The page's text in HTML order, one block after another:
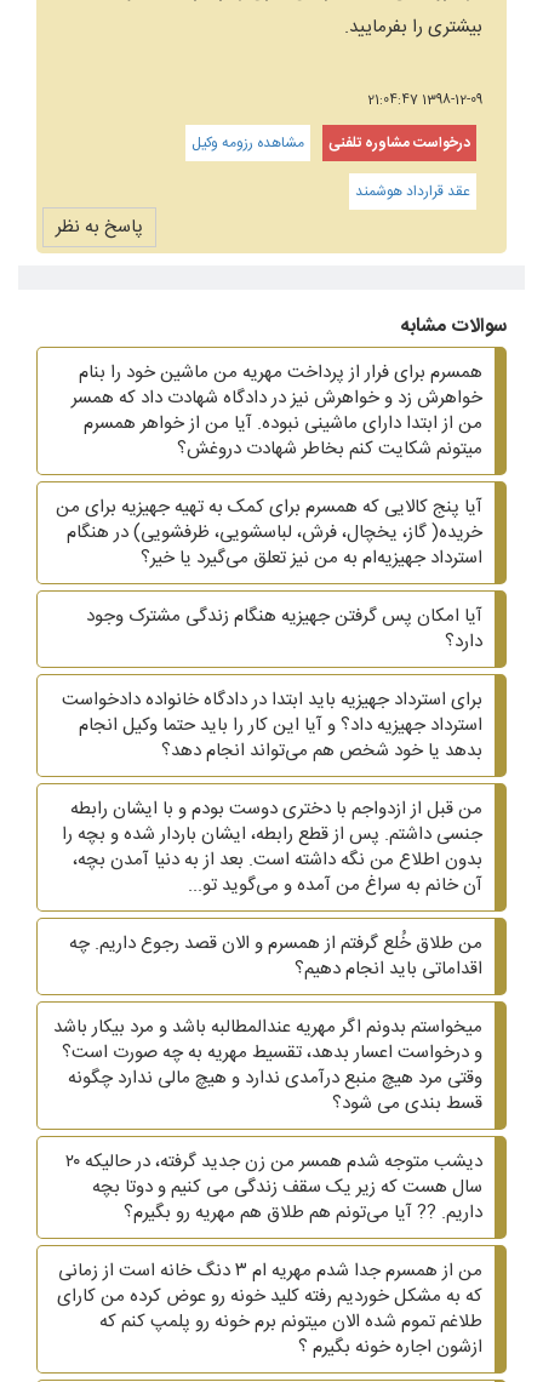
بیشتری را بفرمایید.
1398-12-09 21:04:47
درخواست مشاوره تلفنی
مشاهده رزومه وکیل
عقد قرارداد هوشمند
پاسخ به نظر
سوالات مشابه
همسرم برای فرار از پرداخت مهریه من ماشین خود را بنام
خواهرش زد و خواهرش نیز در دادگاه شهادت داد که همسر
من از ابتدا دارای ماشینی نبوده. آیا من از خواهر همسرم
میتونم شکایت کنم بخاطر شهادت دروغش؟
آیا پنج کالایی که همسرم برای کمک به تهیه جهیزیه برای من
خریده( گاز، یخچال، فرش، لباسشویی، ظرفشویی)‌ در هنگام
استرداد جهیزیه‌ام به من نیز تعلق می‌گیرد یا خیر؟
آیا امکان پس گرفتن جهیزیه هنگام زندگی مشترک وجود
دارد؟
برای استرداد جهیزیه باید ابتدا در دادگاه خانواده دادخواست
استرداد جهیزیه داد؟ و آیا این کار را باید حتما وکیل انجام
بدهد یا خود شخص هم می‌تواند انجام دهد؟
من قبل از ازدواجم با دختری دوست بودم و با ایشان رابطه
جنسی داشتم. پس از قطع رابطه، ایشان باردار شده و بچه را
بدون اطلاع من نگه داشته است. بعد از به دنیا آمدن بچه،
آن خانم به سراغ من آمده و می‌گوید تو...
من طلاق خُلع گرفتم از همسرم و الان قصد رجوع داریم. چه
اقداماتی باید انجام دهیم؟
میخواستم بدونم اگر مهریه عندالمطالبه باشد و مرد بیکار باشد
و درخواست اعسار بدهد، تقسیط مهریه به چه صورت است؟
وقتی مرد هیچ منبع درآمدی ندارد و هیچ مالی ندارد چگونه
قسط بندی می شود؟
دیشب متوجه شدم همسر من زن جدید گرفته، در حالیکه ۲۰
سال هست که زیر یک سقف زندگی می کنیم و دوتا بچه
داریم. ?? آیا می‌تونم هم طلاق هم مهریه رو بگیرم؟
من از همسرم جدا شدم مهریه ام ۳ دنگ خانه است از زمانی
که به مشکل خوردیم رفته کلید خونه رو عوض کرده من کارای
طلاغم تموم شده الان میتونم برم خونه رو پلمپ کنم که
ازشون اجاره خونه بگیرم ؟